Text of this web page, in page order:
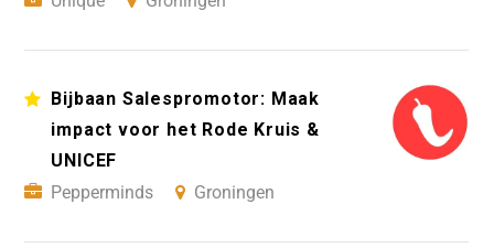
Bijbaan Salespromotor: Maak
impact voor het Rode Kruis &
UNICEF
Pepperminds
Groningen